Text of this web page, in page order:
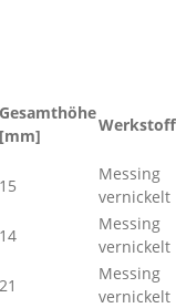
Gesamthöhe
[mm]
Werkstoff
15
Messing
vernickelt
14
Messing
vernickelt
21
Messing
vernickelt